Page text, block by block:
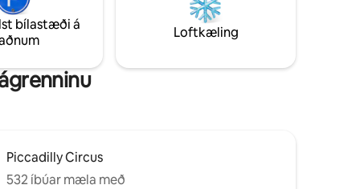
hratt
Frábært fyrir börn, 1 svefnherbergi með
king-size rúmi og 1 svefnsófi fyrir tvo (í
stofu eða svefnherbergi, að eigin vali).
bílastæði á
Loftkæling
Piccadilly Circus
532 íbúar mæla með